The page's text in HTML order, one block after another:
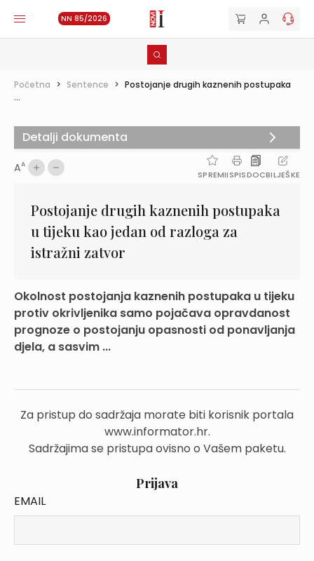
NN 85/2026
Početna > Sentence > Postojanje drugih kaznenih postupaka
...
AA
SPREMIISPISDOCBILJEŠKE
Postojanje drugih kaznenih postupaka
u tijeku kao jedan od razloga za
istražni zatvor
Okolnost postojanja kaznenih postupaka u tijeku
protiv okrivljenika samo pojačava opravdanost
prognoze o postojanju opasnosti od ponavljanja
djela, a sasvim ...
Za pristup do sadržaja morate biti korisnik portala
www.informator.hr.
Sadržajima se pristupa ovisno o Vašem paketu.
Prijava
EMAIL
Detalji dokumenta